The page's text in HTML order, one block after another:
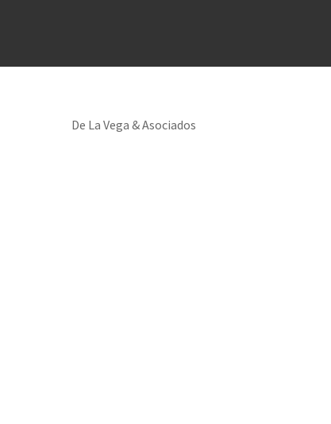
De La Vega & Asociados